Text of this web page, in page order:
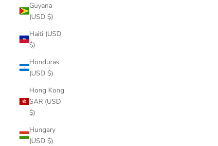
Guyana
(USD $)
Haiti (USD
$)
Honduras
(USD $)
Hong Kong
SAR (USD
$)
Hungary
(USD $)